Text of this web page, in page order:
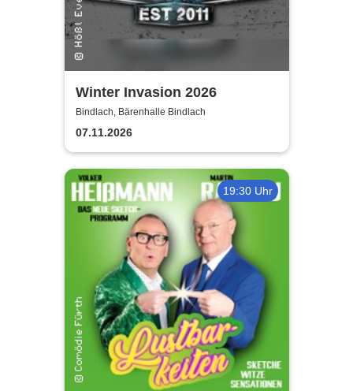
Winter Invasion 2026
Bindlach, Bärenhalle Bindlach
07.11.2026
19:30 Uhr